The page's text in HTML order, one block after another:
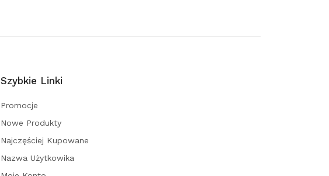
Szybkie Linki
Promocje
Nowe Produkty
Najczęściej Kupowane
Nazwa Użytkowika